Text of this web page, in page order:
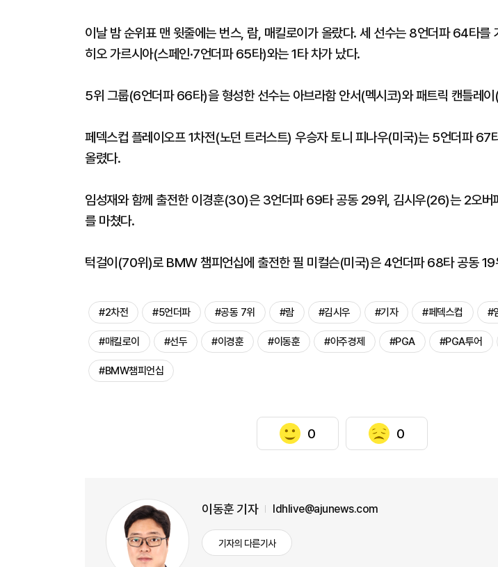
이날 밤 순위표 맨 윗줄에는 번스, 람, 매킬로이가 올랐다. 세 선수는 8언더파 64타를
히오 가르시아(스페인·7언더파 65타)와는 1타 차가 났다.
5위 그룹(6언더파 66타)을 형성한 선수는 아브라함 안서(멕시코)와 패트릭 캔틀레
페덱스컵 플레이오프 1차전(노던 트러스트) 우승자 토니 피나우(미국)는 5언더파 67
올렸다.
임성재와 함께 출전한 이경훈(30)은 3언더파 69타 공동 29위, 김시우(26)는 2오
를 마쳤다.
턱걸이(70위)로 BMW 챔피언십에 출전한 필 미컬슨(미국)은 4언더파 68타 공동 19
#2차전 #5언더파 #공동 7위 #람 #김시우 #기자 #페덱스컵 #
#매킬로이 #선두 #이경훈 #이동훈 #아주경제 #PGA #PGA투어
#BMW챔피언십
0 0
이동훈 기자 ldhlive@ajunews.com
기자의 다른기사